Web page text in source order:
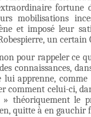
fortune
mobilisations
et imposé leur
un certain
pour rappeler ce
connaissances,
apprenne,
comment celui-ci,
» théoriquement le
quitte à en gauchir